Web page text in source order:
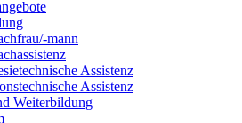
mann
Assistenz
Assistenz
Weiterbildung